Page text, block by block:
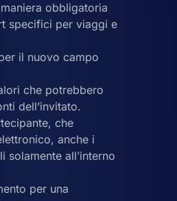
obbligatoria
specifici per viaggi e
il nuovo campo
che potrebbero
dell’invitato.
che
anche i
all’interno
per una